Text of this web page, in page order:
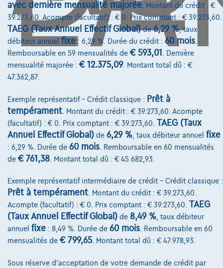
avec dernière mensualité majorée . Montant du crédit : €
39.273,60. Acompte (facultatif) : € 0. Prix comptant : € 39.273,60.
TAEG (Taux Annuel Effectif Global)de6,29 %, taux
débiteur annuel fixe : 6,29 %. Durée du crédit : 60 mois
Remboursable en 59 mensualités de € 593,01
. Dernière
mensualité majorée : € 12.375,09. Montant total dû : €
47.362,87.
Exemple représentatif – Crédit classique : Prêt à
tempérament . Montant du crédit : € 39.273,60. Acompte
(facultatif) : € 0. Prix comptant : € 39.273,60. TAEG (Taux
Annuel Effectif Global) de 6,29 % , taux débiteur annuel fixe
: 6,29 %. Durée de 60 mois . Remboursable en 60 mensualités
de € 761,38 . Montant total dû : € 45.682,93.
Exemple représentatif intermédiaire de crédit – Crédit classique :
Prêt à tempérament. Montant du crédit : € 39.273,60.
Acompte (facultatif) : € 0. Prix comptant : € 39.273,60.
TAEG
(Taux Annuel Effectif Global) de 8,49 %, taux débiteur
annuel fixe : 8,49 %. Durée de 60 mois. Remboursable en 60
mensualités de € 799,65. Montant total dû : € 47.978,93.
Sous réserve d'acceptation de votre demande de crédit par
Services & Solutions
Assistance dépannage
Financement
Assurance auto
Leasing
Sur Nous
Devenez client
Qui nous sommes
Charte de qualité
Nos dealers
Nos partenaires
Notre équipe